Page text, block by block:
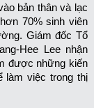
bản thân và lạc
70% sinh viên
Giám đốc Tổ
Hee Lee nhận
được những kiến
làm việc trong thị